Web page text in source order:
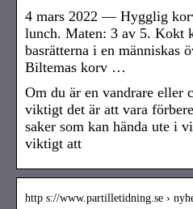
4 mars 2022 — Hygglig
lunch. Maten: 3 av 5. Kokt
basrätterna i en människas
Biltemas korv …
Om du är en vandrare eller
viktigt det är att vara
saker som kan hända ute i
viktigt att
http s://www.partilletidning.se ›